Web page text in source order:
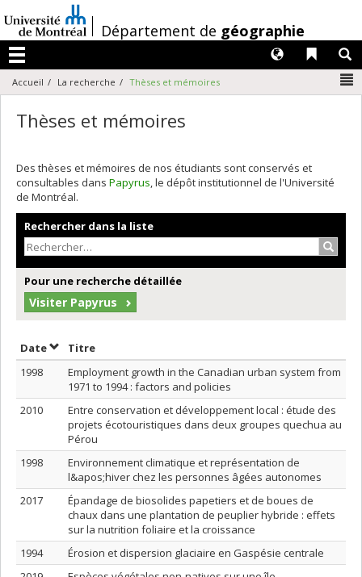
au
contenu
/Département de géographie
Menu
Liens
Langues
Accueil La recherche Thèses et mémoires
Thèses et mémoires
Des thèses et mémoires de nos étudiants sont conservés et
consultables dans Papyrus, le dépôt institutionnel de l'Université
de Montréal.
Rechercher dans la liste
Pour une recherche détaillée
Visiter Papyrus
DateTrier par date en ordre croissant
Titre
1998
Employment growth in the Canadian urban system from
1971 to 1994 : factors and policies
2010
Entre conservation et développement local : étude des
projets écotouristiques dans deux groupes quechua au
Pérou
1998
Environnement climatique et représentation de
l&apos;hiver chez les personnes âgées autonomes
2017
Épandage de biosolides papetiers et de boues de
chaux dans une plantation de peuplier hybride : effets
sur la nutrition foliaire et la croissance
1994
Érosion et dispersion glaciaire en Gaspésie centrale